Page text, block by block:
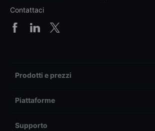
Contattaci
Prodotti e prezzi
Piattaforme
Supporto